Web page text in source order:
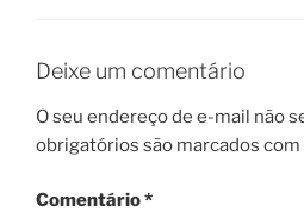
Deixe um comentário
O seu endereço de e-mail não
obrigatórios são marcados com
Comentário*